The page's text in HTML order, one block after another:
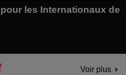
les Internationaux de
Voir plus